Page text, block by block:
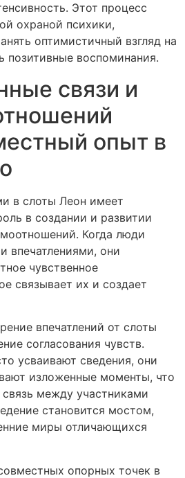
Этот процесс
охраной психики,
оптимистичный взгляд на
позитивные воспоминания.
связи и
опыт в
в слоты Леон имеет
в создании и развитии
Когда люди
впечатлениями, они
чувственное
связывает их и создает
впечатлений от слоты
согласования чувств.
усваивают сведения, они
изложенные моменты, что
между участниками
становится мостом,
миры отличающихся
опорных точек в